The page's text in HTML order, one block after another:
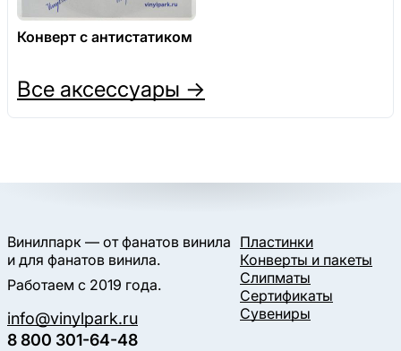
Конверт с антистатиком
Все аксессуары →
Винилпарк — от фанатов винила
и для фанатов винила.
Работаем с 2019 года.
info@vinylpark.ru
8 800 301-64-48
Пластинки
Конверты и пакеты
Слипматы
Сертификаты
Сувениры